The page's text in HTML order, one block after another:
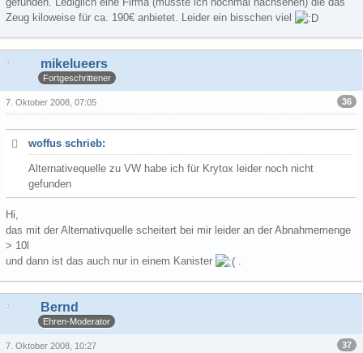
Zeug kiloweise für ca. 190€ anbietet. Leider ein bisschen viel
mikelueers
Fortgeschrittener
36
7. Oktober 2008, 07:05
woffus schrieb:
Alternativequelle zu VW habe ich für Krytox leider noch nicht
gefunden
Hi,
das mit der Alternativquelle scheitert bei mir leider an der Abnahmemenge
> 10l
und dann ist das auch nur in einem Kanister
Bernd
Ehren-Moderator
37
7. Oktober 2008, 10:27